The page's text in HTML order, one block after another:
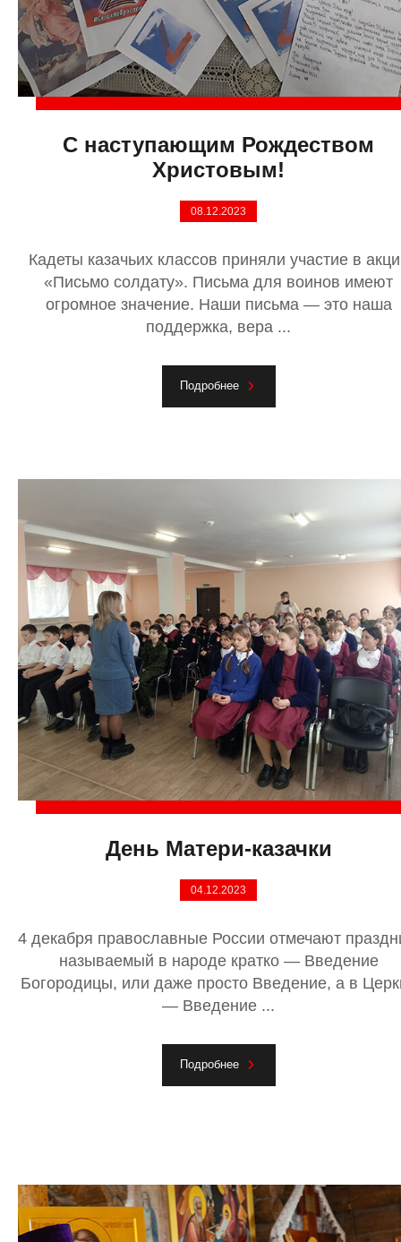
С наступающим Рождеством
Христовым!
08.12.2023
Кадеты казачьих классов приняли участие в
«Письмо солдату». Письма для воинов имеют
огромное значение. Наши письма — это наша
поддержка, вера ...
Подробнее
День Матери-казачки
04.12.2023
4 декабря православные России отмечают
называемый в народе кратко — Введение
Богородицы, или даже просто Введение, а в
— Введение ...
Подробнее